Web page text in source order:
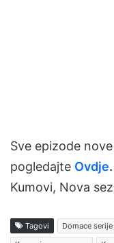
Sve epizode
pogledajte Ovdje.
Kumovi, Nova
Tagovi Domace serije